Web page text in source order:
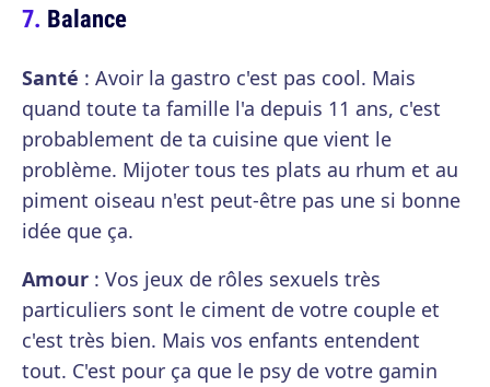
Balance
Santé : Avoir la gastro c'est pas cool. Mais
quand toute ta famille l'a depuis 11 ans, c'est
probablement de ta cuisine que vient le
problème. Mijoter tous tes plats au rhum et au
piment oiseau n'est peut-être pas une si bonne
idée que ça.
Amour : Vos jeux de rôles sexuels très
particuliers sont le ciment de votre couple et
c'est très bien. Mais vos enfants entendent
tout. C'est pour ça que le psy de votre gamin